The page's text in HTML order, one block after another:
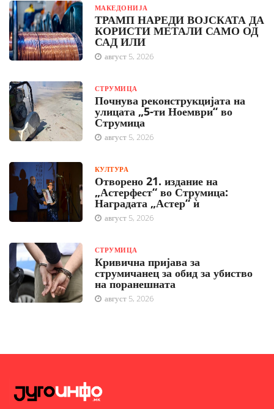
МАКЕДОНИЈА
ТРАМП НАРЕДИ ВОЈСКАТА ДА
КОРИСТИ МЕТАЛИ САМО ОД
САД ИЛИ
август 5, 2026
СТРУМИЦА
Почнува реконструкцијата на
улицата „5-ти Ноември“ во
Струмица
август 5, 2026
КУЛТУРА
Отворено 21. издание на
„Астерфест“ во Струмица:
Наградата „Астер“ ѝ
август 5, 2026
СТРУМИЦА
Кривична пријава за
струмичанец за обид за убиство
на поранешната
август 5, 2026